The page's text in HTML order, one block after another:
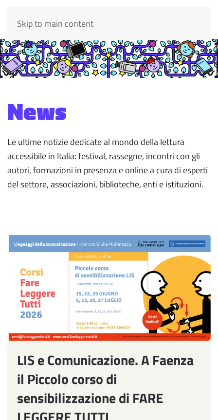
Skip to main content
News
Le ultime notizie dedicate al mondo della lettura
accessibile in Italia: festival, rassegne, incontri con gli
autori, formazioni in presenza e online a cura di esperti
del settore, associazioni, biblioteche, enti e istituzioni.
LIS e Comunicazione. A Faenza
il Piccolo corso di
sensibilizzazione di FARE